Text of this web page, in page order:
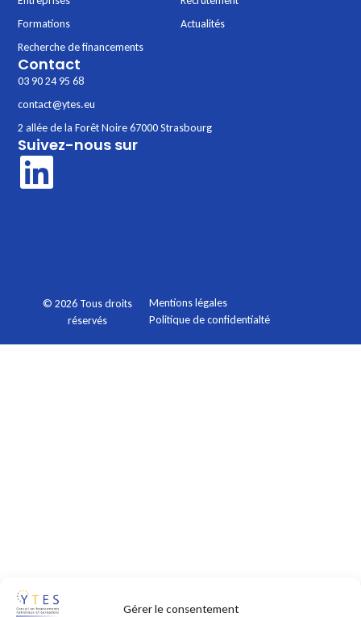
Gérer le consentement
Formations
Recherche de financements
Actualités
Contact
03 90 24 95 68
contact@ytes.eu
2 allée de la Forêt Noire 67000 Strasbourg
Suivez-nous sur
© 2026 Tous droits
réservés
Mentions légales
Politique de confidentialté